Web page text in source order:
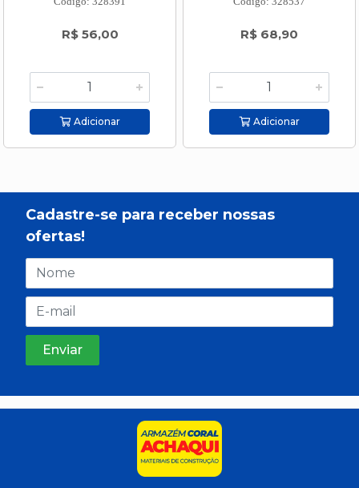
R$ 56,00
Adicionar
R$ 68,90
Adicionar
Cadastre-se para receber nossas
ofertas!